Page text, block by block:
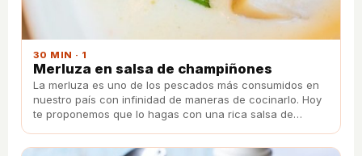
30 MIN · 1
Merluza en salsa de champiñones
La merluza es uno de los pescados más consumidos en
nuestro país con infinidad de maneras de cocinarlo. Hoy
te proponemos que lo hagas con una rica salsa de